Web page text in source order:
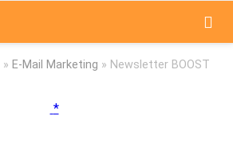
» E-Mail Marketing » Newsletter BOOST